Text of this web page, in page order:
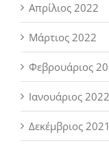
Απρίλιος 2022
Μάρτιος 2022
Φεβρουάριος
Ιανουάριος 2022
Δεκέμβριος 2021